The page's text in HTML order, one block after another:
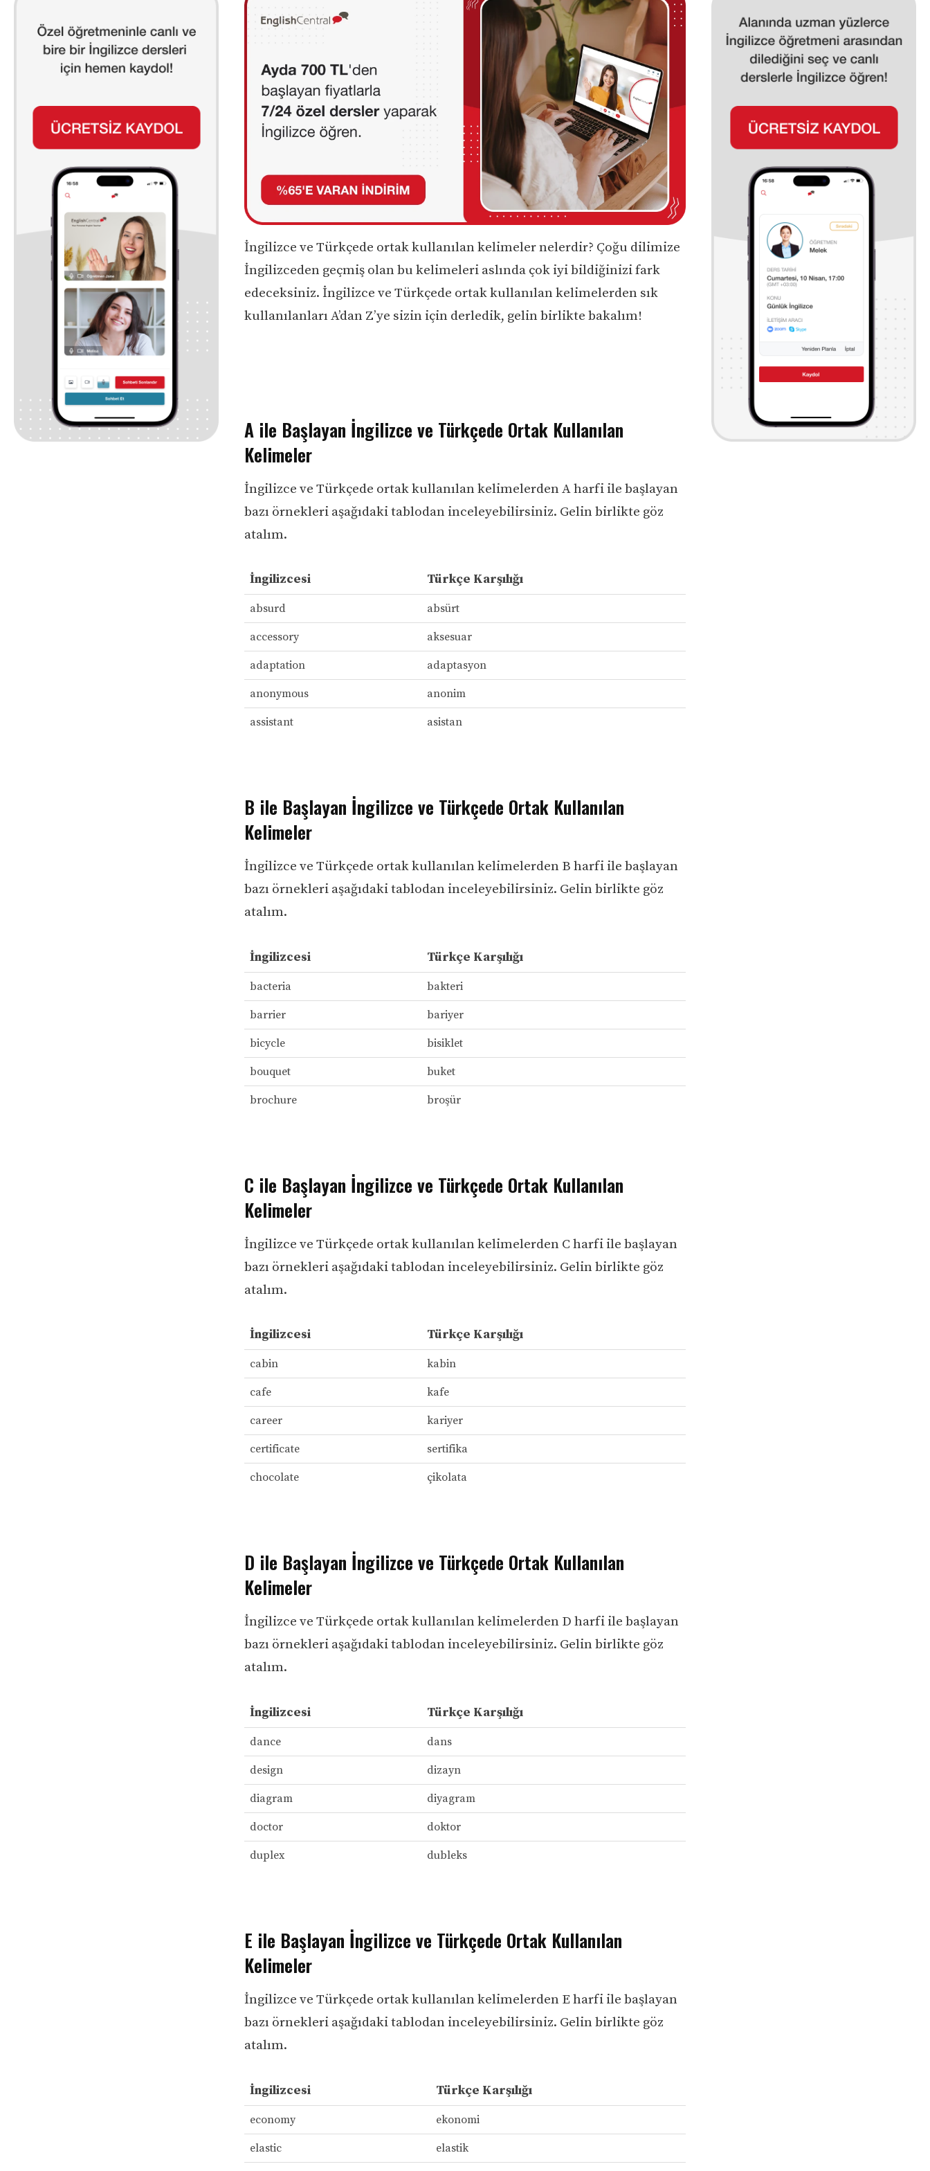
İngilizce ve Türkçede ortak kullanılan kelimeler nelerdir? Çoğu dilimize
İngilizceden geçmiş olan bu kelimeleri aslında çok iyi bildiğinizi fark
edeceksiniz. İngilizce ve Türkçede ortak kullanılan kelimelerden sık
kullanılanları A’dan Z’ye sizin için derledik, gelin birlikte bakalım!
A ile Başlayan İngilizce ve Türkçede Ortak Kullanılan
Kelimeler
İngilizce ve Türkçede ortak kullanılan kelimelerden A harfi ile başlayan
bazı örnekleri aşağıdaki tablodan inceleyebilirsiniz. Gelin birlikte göz
atalım.
İngilizcesi Türkçe Karşılığı
absurd absürt
accessory aksesuar
adaptation adaptasyon
anonymous anonim
assistant asistan
B ile Başlayan İngilizce ve Türkçede Ortak Kullanılan
Kelimeler
İngilizce ve Türkçede ortak kullanılan kelimelerden B harfi ile başlayan
bazı örnekleri aşağıdaki tablodan inceleyebilirsiniz. Gelin birlikte göz
atalım.
İngilizcesi Türkçe Karşılığı
bacteria bakteri
barrier bariyer
bicycle bisiklet
bouquet buket
brochure broşür
C ile Başlayan İngilizce ve Türkçede Ortak Kullanılan
Kelimeler
İngilizce ve Türkçede ortak kullanılan kelimelerden C harfi ile başlayan
bazı örnekleri aşağıdaki tablodan inceleyebilirsiniz. Gelin birlikte göz
atalım.
İngilizcesi Türkçe Karşılığı
cabin kabin
cafe kafe
career kariyer
certificate sertifika
chocolate çikolata
D ile Başlayan İngilizce ve Türkçede Ortak Kullanılan
Kelimeler
İngilizce ve Türkçede ortak kullanılan kelimelerden D harfi ile başlayan
bazı örnekleri aşağıdaki tablodan inceleyebilirsiniz. Gelin birlikte göz
atalım.
İngilizcesi Türkçe Karşılığı
dance dans
design dizayn
diagram diyagram
doctor doktor
duplex dubleks
E ile Başlayan İngilizce ve Türkçede Ortak Kullanılan
Kelimeler
İngilizce ve Türkçede ortak kullanılan kelimelerden E harfi ile başlayan
bazı örnekleri aşağıdaki tablodan inceleyebilirsiniz. Gelin birlikte göz
atalım.
İngilizcesi Türkçe Karşılığı
economy ekonomi
elastic elastik